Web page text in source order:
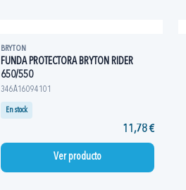
BRYTON
FUNDA PROTECTORA BRYTON RIDER
650/550
346A16094101
En stock
11,78 €
Ver producto